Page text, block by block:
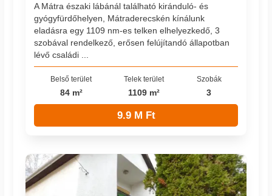
A Mátra északi lábánál található kiránduló- és
gyógyfürdőhelyen, Mátraderecskén kínálunk
eladásra egy 1109 nm-es telken elhelyezkedő, 3
szobával rendelkező, erősen felújítandó állapotban
lévő családi ...
Belső terület
84 m²
Telek terület
1109 m²
Szobák
3
9.9 M Ft